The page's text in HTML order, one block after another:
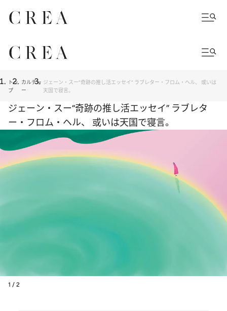
トッ
プ
カルチャ
ー
ジェーン・スー“奇跡の推し活エッセイ” ラブレター・フロム・ヘル、 或いは
天国で寝言。
ジェーン・スー“奇跡の推し活エッセイ” ラブレタ
ー・フロム・ヘル、 或いは天国で寝言。
1 / 2